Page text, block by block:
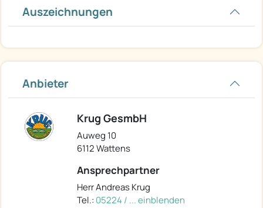
Auszeichnungen
Anbieter
Krug GesmbH
Auweg 10
6112 Wattens
Ansprechpartner
Herr Andreas Krug
Tel.: 05224 / ... einblenden